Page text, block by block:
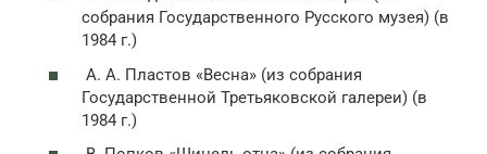
собрания Государственного Русского музея) (в
1984 г.)
А. А. Пластов «Весна» (из собрания
Государственной Третьяковской галереи) (в
1984 г.)